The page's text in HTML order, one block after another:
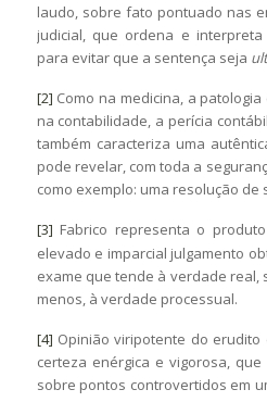
laudo, sobre fato pontuado nas
judicial, que ordena e
para evitar que a sentença seja
[2] Como na medicina, a
na contabilidade, a perícia
também caracteriza uma
pode revelar, com toda a
como exemplo: uma resolução
[3] Fabrico representa o
elevado e imparcial julgamento
exame que tende à verdade real,
menos, à verdade processual.
[4] Opinião viripotente do erudito
certeza enérgica e vigorosa,
sobre pontos controvertidos em